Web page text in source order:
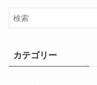
カテゴリー